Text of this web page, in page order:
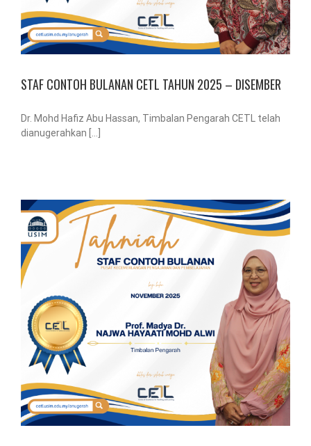
STAF CONTOH BULANAN CETL TAHUN 2025 – DISEMBER
Dr. Mohd Hafiz Abu Hassan, Timbalan Pengarah CETL telah
dianugerahkan [...]